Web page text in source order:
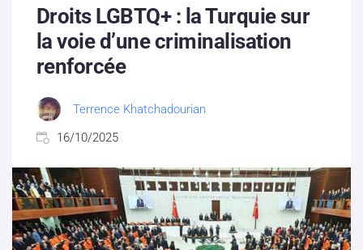
Partenaires
Contacts
Droits LGBTQ+ : la Turquie sur
la voie d’une criminalisation
renforcée
Terrence Khatchadourian
16/10/2025